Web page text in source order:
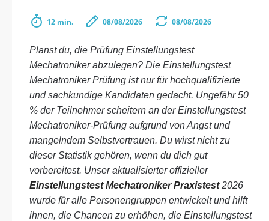
12 min. 08/08/2026 08/08/2026
Planst du, die Prüfung Einstellungstest
Mechatroniker abzulegen? Die Einstellungstest
Mechatroniker Prüfung ist nur für hochqualifizierte
und sachkundige Kandidaten gedacht. Ungefähr 50
% der Teilnehmer scheitern an der Einstellungstest
Mechatroniker-Prüfung aufgrund von Angst und
mangelndem Selbstvertrauen. Du wirst nicht zu
dieser Statistik gehören, wenn du dich gut
vorbereitest. Unser aktualisierter offizieller
Einstellungstest Mechatroniker Praxistest2026
wurde für alle Personengruppen entwickelt und hilft
ihnen, die Chancen zu erhöhen, die Einstellungstest